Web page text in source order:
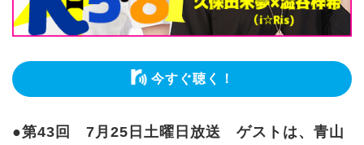
今すぐ聴く！
●第43回 7月25日土曜日放送 ゲストは、青山